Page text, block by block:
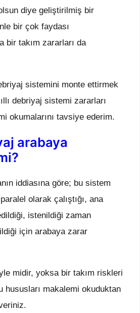
diye geliştirilmiş bir
bir çok faydası
bir takım zararları da
sistemini monte ettirmek
debriyaj sistemi zararları
okumalarını tavsiye ederim.
arabaya
iddiasına göre; bu sistem
olarak çalıştığı, ana
istenildiği zaman
için arabaya zarar
midir, yoksa bir takım riskleri
hususları makalemi okuduktan